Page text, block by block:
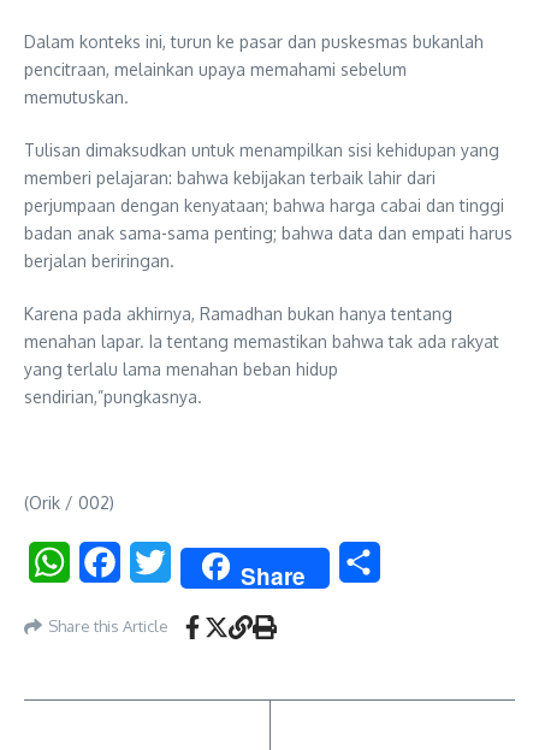
Dalam konteks ini, turun ke pasar dan puskesmas bukanlah
pencitraan, melainkan upaya memahami sebelum
memutuskan.
Tulisan dimaksudkan untuk menampilkan sisi kehidupan yang
memberi pelajaran: bahwa kebijakan terbaik lahir dari
perjumpaan dengan kenyataan; bahwa harga cabai dan tinggi
badan anak sama-sama penting; bahwa data dan empati harus
berjalan beriringan.
Karena pada akhirnya, Ramadhan bukan hanya tentang
menahan lapar. Ia tentang memastikan bahwa tak ada rakyat
yang terlalu lama menahan beban hidup
sendirian,”pungkasnya.
(Orik / 002)
WhatsAppFacebookTwitter Share
Share this Article